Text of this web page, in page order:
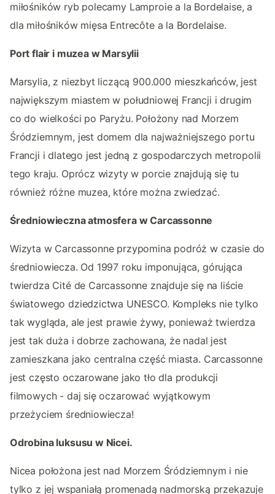
miłośników ryb polecamy Lamproie a la Bordelaise, a
dla miłośników mięsa Entrecôte a la Bordelaise.
Port flair i muzea w Marsylii
Marsylia, z niezbyt liczącą 900.000 mieszkańców, jest
największym miastem w południowej Francji i drugim
co do wielkości po Paryżu. Położony nad Morzem
Śródziemnym, jest domem dla najważniejszego portu
Francji i dlatego jest jedną z gospodarczych metropolii
tego kraju. Oprócz wizyty w porcie znajdują się tu
również różne muzea, które można zwiedzać.
Średniowieczna atmosfera w Carcassonne
Wizyta w Carcassonne przypomina podróż w czasie do
średniowiecza. Od 1997 roku imponująca, górująca
twierdza Cité de Carcassonne znajduje się na liście
światowego dziedzictwa UNESCO. Kompleks nie tylko
tak wygląda, ale jest prawie żywy, ponieważ twierdza
jest tak duża i dobrze zachowana, że nadal jest
zamieszkana jako centralna część miasta. Carcassonne
jest często oczarowane jako tło dla produkcji
filmowych - daj się oczarować wyjątkowym
przeżyciem średniowiecza!
Odrobina luksusu w Nicei.
Nicea położona jest nad Morzem Śródziemnym i nie
tylko z jej wspaniałą promenadą nadmorską przekazuje